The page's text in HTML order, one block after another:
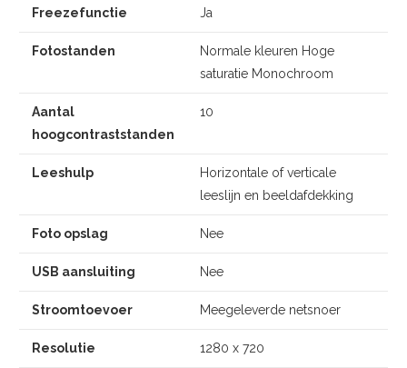
Freezefunctie Ja
Fotostanden
Normale kleuren Hoge
saturatie Monochroom
Aantal
hoogcontraststanden
10
Leeshulp
Horizontale of verticale
leeslijn en beeldafdekking
Foto opslag Nee
USB aansluiting Nee
Stroomtoevoer Meegeleverde netsnoer
Resolutie 1280 x 720